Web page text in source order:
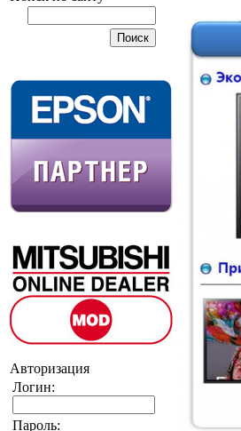
Авторизация
Логин:
Пароль: